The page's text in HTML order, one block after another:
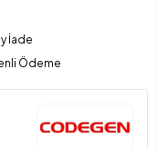
İade
Ödeme